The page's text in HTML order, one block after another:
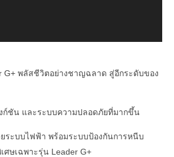
G+ พลัสชีวิตอย่างชาญฉลาด สู่อีกระดับของ
ก์ชัน และระบบความปลอดภัยที่มากขึ้น
ระบบไฟฟ้า พร้อมระบบป้องกันการหนีบ
ศษเฉพาะรุ่น Leader G+